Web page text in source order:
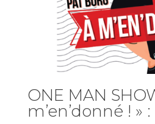
ONE MAN
m’en’donné ! »